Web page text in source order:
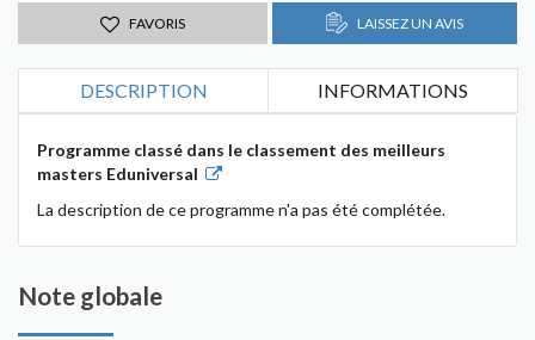
FAVORIS LAISSEZ UN AVIS
DESCRIPTION INFORMATIONS
Programme classé dans le classement des meilleurs
masters Eduniversal
La description de ce programme n'a pas été complétée.
Note globale